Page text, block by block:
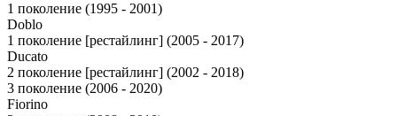
1 поколение (1995 - 2001)
Doblo
1 поколение [рестайлинг] (2005 - 2017)
Ducato
2 поколение [рестайлинг] (2002 - 2018)
3 поколение (2006 - 2020)
Fiorino